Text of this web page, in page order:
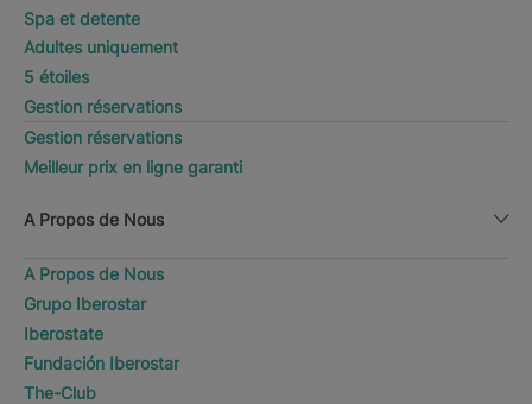
Spa et detente
Adultes uniquement
5 étoiles
Gestion réservations
Gestion réservations
Meilleur prix en ligne garanti
A Propos de Nous
A Propos de Nous
Grupo Iberostar
Iberostate
Fundación Iberostar
The-Club